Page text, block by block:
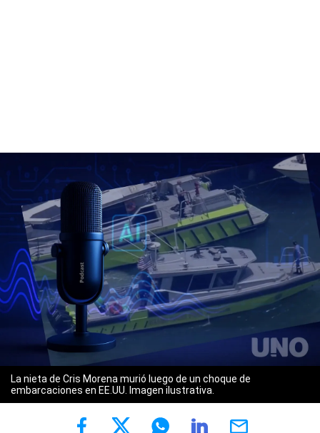
La nieta de Cris Morena murió luego de un choque de
embarcaciones en EE.UU. Imagen ilustrativa.